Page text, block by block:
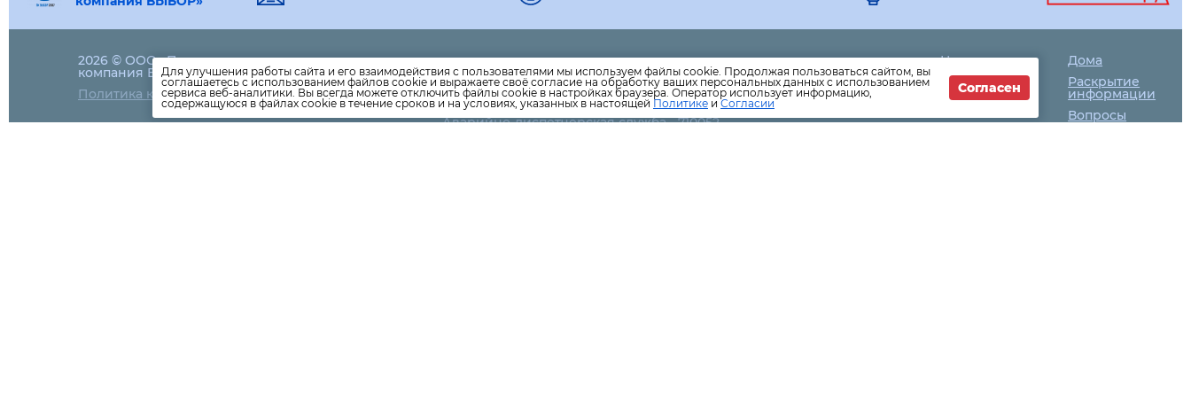
2026 © ООО «Петрозаводская
компания ВЫБОР»
Политика конфиденциальности
info@viborptz.ru
Единая дежурно-диспетчерская служба- 051
Аварийно-диспетчерская служба ПКС-Водоканал-76-64-04
ПКС -Тепловые сети
​Аварийно-диспетчерская служба - 710052
Новости
ЖКХ
Новости
Как оплатить
Дома
Раскрытие
информации
Вопросы
Для улучшения работы сайта и его взаимодействия с пользователями мы используем файлы cookie. Продолжая пользоваться сайтом, вы
соглашаетесь с использованием файлов cookie и выражаете своё согласие на обработку ваших персональных данных с использованием
сервиса веб-аналитики. Вы всегда можете отключить файлы cookie в настройках браузера. Оператор использует информацию,
содержащуюся в файлах cookie в течение сроков и на условиях, указанных в настоящей Политике и Согласии
Согласен